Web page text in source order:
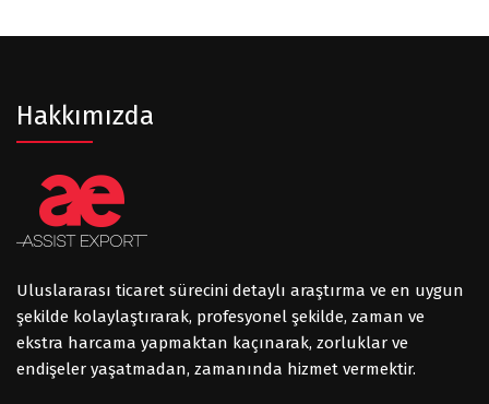
Hakkımızda
Uluslararası ticaret sürecini detaylı araştırma ve en uygun
şekilde kolaylaştırarak, profesyonel şekilde, zaman ve
ekstra harcama yapmaktan kaçınarak, zorluklar ve
endişeler yaşatmadan, zamanında hizmet vermektir.